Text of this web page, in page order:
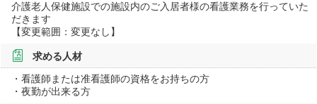
介護老人保健施設での施設内のご入居者様の看護業務を行っていた
だきます
【変更範囲：変更なし】
求める人材
・看護師または准看護師の資格をお持ちの方
・夜勤が出来る方